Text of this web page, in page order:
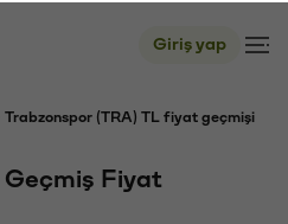
Giriş yap
Trabzonspor (TRA) TL fiyat geçmişi
Geçmiş Fiyat